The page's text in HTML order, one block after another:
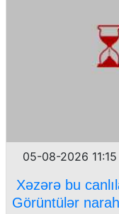
05-08-2026 11:15
Xəzərə bu
Görüntülər